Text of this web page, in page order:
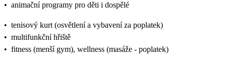
• animační programy pro děti i dospělé
• tenisový kurt (osvětlení a vybavení za poplatek)
• multifunkční hřiště
• fitness (menší gym), wellness (masáže - poplatek)